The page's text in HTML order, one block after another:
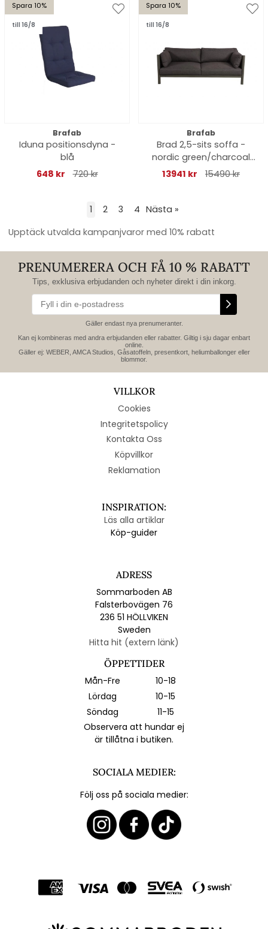
Spara 10%
till 16/8
Brafab
Iduna positionsdyna -
blå
648 kr
720 kr
Spara 10%
till 16/8
Brafab
Brad 2,5-sits soffa -
nordic green/charcoal
grey
13941 kr 15490 kr
1 2 3 4 Nästa »
Upptäck utvalda kampanjvaror med 10% rabatt
PRENUMERERA OCH FÅ 10 % RABATT
Tips, exklusiva erbjudanden och nyheter direkt i din inkorg.
Gäller endast nya prenumeranter.
Kan ej kombineras med andra erbjudanden eller rabatter. Giltig i sju dagar enbart
online.
Gäller ej: WEBER, AMCA Studios, Gåsatoffeln, presentkort, heliumballonger eller
blommor.
VILLKOR
Cookies
Integritetspolicy
Kontakta Oss
Köpvillkor
Reklamation
INSPIRATION:
Läs alla artiklar
Köp-guider
ADRESS
Sommarboden AB
Falsterbovägen 76
236 51 HÖLLVIKEN
Sweden
Hitta hit (extern länk)
ÖPPETTIDER
Mån-Fre
10-18
Lördag
10-15
Söndag
11-15
Observera att hundar ej
är tillåtna i butiken.
SOCIALA MEDIER:
Följ oss på sociala medier: